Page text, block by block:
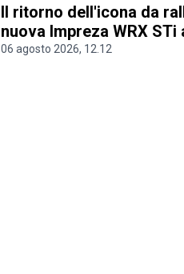
Il ritorno dell'icona da
nuova Impreza WRX
06 agosto 2026, 12.12